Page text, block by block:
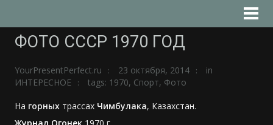
ФОТО СССР 1970 ГОД
YourPresentPerfect.ru 23 октября, 2014
in
ИНТЕРЕСНОЕ
tags: 1970, Спорт, Фото
На горных трассах Чимбулака, Казахстан.